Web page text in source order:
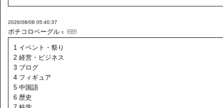
2026/08/08 05:40:37
ポチコロベーグル
1 イベント・祭り
2 経営・ビジネス
3 ブログ
4 フィギュア
5 中国語
6 歴史